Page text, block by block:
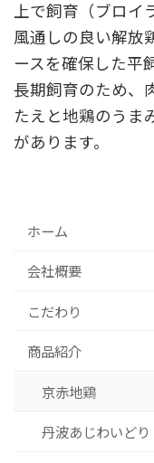
上で飼育（ブロイ
風通しの良い解放
ースを確保した平
長期飼育のため、
たえと地鶏のうま
があります。
ホーム
会社概要
こだわり
商品紹介
京赤地鶏
丹波あじわいどり